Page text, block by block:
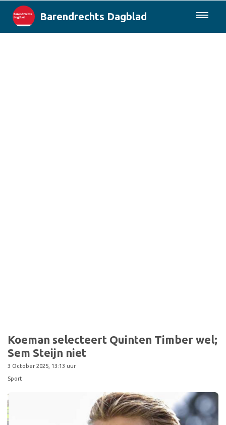
Barendrechts Dagblad
Koeman selecteert Quinten Timber wel;
Sem Steijn niet
3 October 2025, 13:13 uur
Sport